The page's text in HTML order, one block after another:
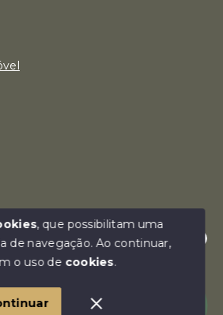
disponíveis para te ajudar.
Aqui Consultoria Imobiliária
, que possibilitam uma
de navegação.Ao continuar,
o uso de cookies.